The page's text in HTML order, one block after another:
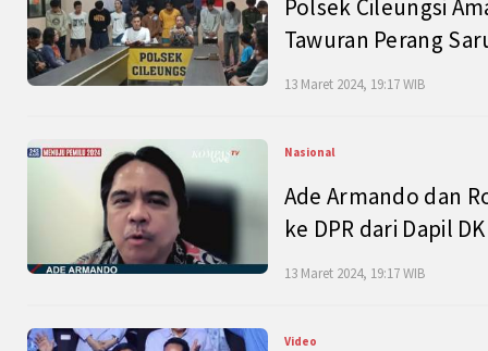
Polsek Cileungsi
Tawuran Perang
13 Maret 2024, 19:17 WIB
Nasional
Ade Armando dan
ke DPR dari Dapil
13 Maret 2024, 19:17 WIB
Video